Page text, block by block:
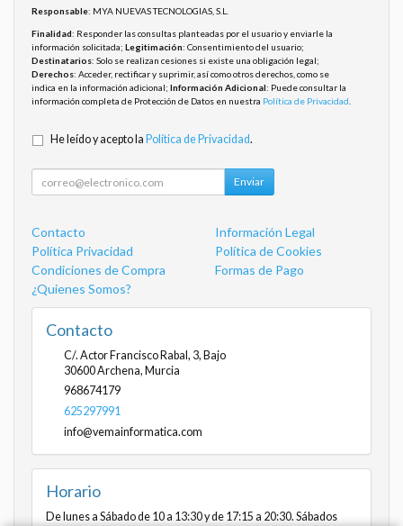
Responsable: MYA NUEVAS TECNOLOGIAS, S.L.
Finalidad: Responder las consultas planteadas por el usuario y enviarle la
información solicitada; Legitimación: Consentimiento del usuario;
Destinatarios: Solo se realizan cesiones si existe una obligación legal;
Derechos: Acceder, rectificar y suprimir, así como otros derechos, como se
indica en la información adicional; Información Adicional: Puede consultar la
información completa de Protección de Datos en nuestra Política de Privacidad
He leído y acepto la Política de Privacidad.
Enviar
Contacto
Información Legal
Política Privacidad
Política de Cookies
Condiciones de Compra
Formas de Pago
¿Quienes Somos?
Contacto
C/. Actor Francisco Rabal, 3, Bajo
30600Archena, Murcia
968674179
625297991
info@vemainformatica.com
Horario
De lunes a Sábado de 10 a 13:30 y de 17:15 a 20:30. Sábados